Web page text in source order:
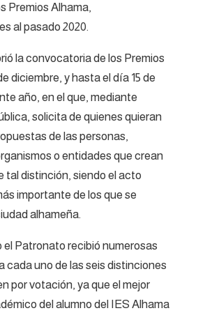
Premios Alhama,
al pasado 2020.
la convocatoria de los Premios
diciembre, y hasta el día 15 de
año, en el que, mediante
solicita de quienes quieran
de las personas,
o entidades que crean
tal distinción, siendo el acto
importante de los que se
alhameña.
el Patronato recibió numerosas
cada uno de las seis distinciones
por votación, ya que el mejor
del alumno del IES Alhama